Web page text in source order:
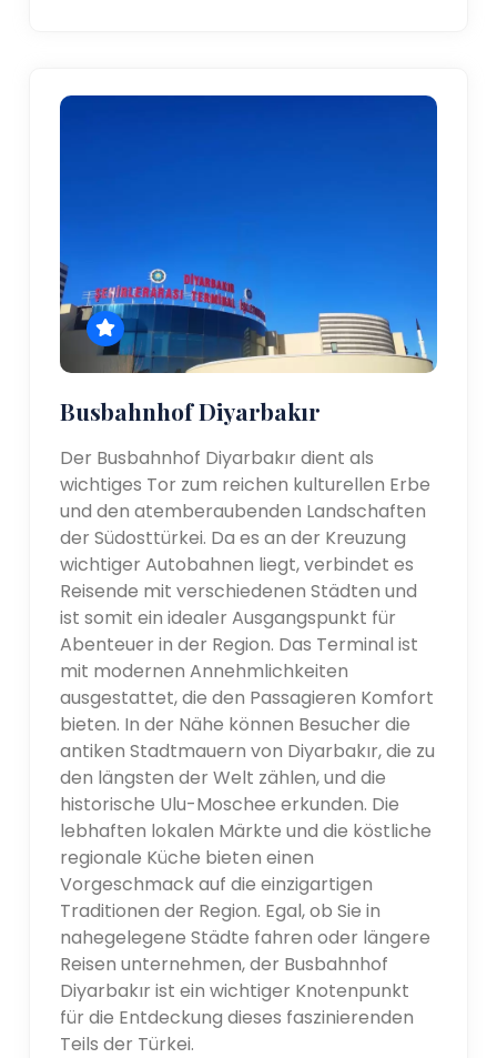
Busbahnhof Diyarbakır
Der Busbahnhof Diyarbakır dient als
wichtiges Tor zum reichen kulturellen Erbe
und den atemberaubenden Landschaften
der Südosttürkei. Da es an der Kreuzung
wichtiger Autobahnen liegt, verbindet es
Reisende mit verschiedenen Städten und
ist somit ein idealer Ausgangspunkt für
Abenteuer in der Region. Das Terminal ist
mit modernen Annehmlichkeiten
ausgestattet, die den Passagieren Komfort
bieten. In der Nähe können Besucher die
antiken Stadtmauern von Diyarbakır, die zu
den längsten der Welt zählen, und die
historische Ulu-Moschee erkunden. Die
lebhaften lokalen Märkte und die köstliche
regionale Küche bieten einen
Vorgeschmack auf die einzigartigen
Traditionen der Region. Egal, ob Sie in
nahegelegene Städte fahren oder längere
Reisen unternehmen, der Busbahnhof
Diyarbakır ist ein wichtiger Knotenpunkt
für die Entdeckung dieses faszinierenden
Teils der Türkei.